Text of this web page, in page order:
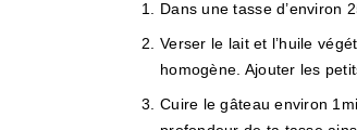
Dans une tasse d’environ
Verser le lait et l’huile
homogène. Ajouter les
Cuire le gâteau environ